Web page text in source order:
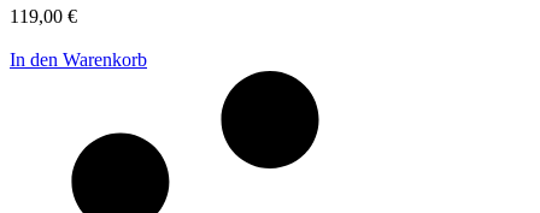
119,00 €
In den Warenkorb